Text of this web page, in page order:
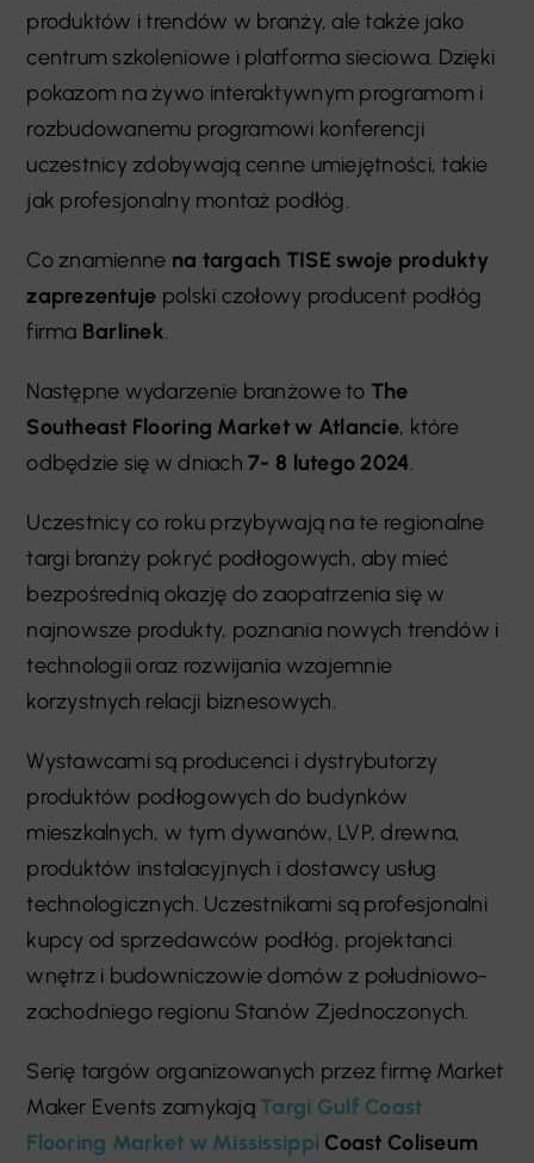
produktów i trendów w branży, ale także jako
centrum szkoleniowe i platforma sieciowa. Dzięki
pokazom na żywo interaktywnym programom i
rozbudowanemu programowi konferencji
uczestnicy zdobywają cenne umiejętności, takie
jak profesjonalny montaż podłóg.
Co znamienne na targach TISE swoje produkty
zaprezentuje polski czołowy producent podłóg
firma Barlinek.
Następne wydarzenie branżowe to The
Southeast Flooring Market w Atlancie, które
odbędzie się w dniach7- 8 lutego 2024.
Uczestnicy co roku przybywają na te regionalne
targi branży pokryć podłogowych, aby mieć
bezpośrednią okazję do zaopatrzenia się w
najnowsze produkty, poznania nowych trendów i
technologii oraz rozwijania wzajemnie
korzystnych relacji biznesowych.
Wystawcami są producenci i dystrybutorzy
produktów podłogowych do budynków
mieszkalnych, w tym dywanów, LVP, drewna,
produktów instalacyjnych i dostawcy usług
technologicznych. Uczestnikami są profesjonalni
kupcy od sprzedawców podłóg, projektanci
wnętrz i budowniczowie domów z południowo-
zachodniego regionu Stanów Zjednoczonych.
Serię targów organizowanych przez firmę Market
Maker Events zamykają Targi Gulf Coast
Flooring Market w Mississippi Coast Coliseum